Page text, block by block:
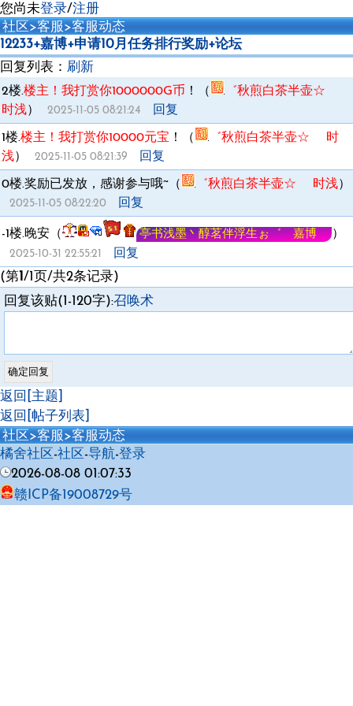
您尚未登录/注册
社区 >客服>客服动态
12233+嘉博+申请10月任务排行奖励+论坛
回复列表： 刷新
2楼.楼主！我打赏你1000000G币 ！（
゛秋煎白茶半壶☆
时浅） 2025-11-05 08:21:24 回复
1楼.楼主！我打赏你10000元宝 ！（
゛秋煎白茶半壶☆ 时
浅） 2025-11-05 08:21:39 回复
0楼.奖励已发放，感谢参与哦~（ ゛秋煎白茶半壶☆ 时浅）
2025-11-05 08:22:20 回复
-1楼.晚安（ 亭书浅墨丶醇茗伴浮生ぉ゛ 嘉博 ）
2025-10-31 22:55:21 回复
(第1 /1页/共2条记录)
回复该贴(1-120字):召唤术
返回[主题]
返回[帖子列表]
社区 >客服>客服动态
橘舍社区 -社区 -导航-登录
2026-08-08 01:07:33
赣ICP备19008729号